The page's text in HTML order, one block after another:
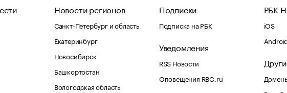
Новости регионов
Санкт-Петербург и область
Екатеринбург
Новосибирск
Башкортостан
Вологодская область
Подписки
Подписка на РБК
Уведомления
RSS Новости
Оповещения RBC.ru
РБК
iOS